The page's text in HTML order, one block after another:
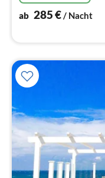
ab 285€/ Nacht